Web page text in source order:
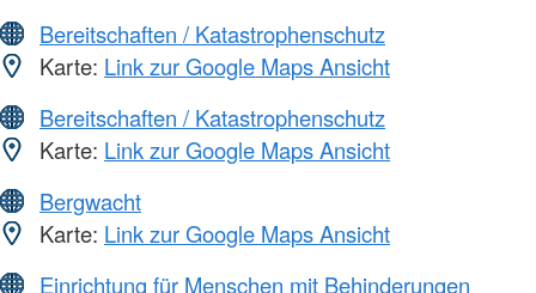
Bereitschaften / Katastrophenschutz
Karte: Link zur Google Maps Ansicht
Bereitschaften / Katastrophenschutz
Karte: Link zur Google Maps Ansicht
Bergwacht
Karte: Link zur Google Maps Ansicht
Einrichtung für Menschen mit Behinderungen